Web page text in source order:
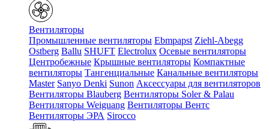
Вентиляторы
Промышленные вентиляторы Ebmpapst Ziehl-Abegg
Ostberg Ballu SHUFT Electrolux Осевые вентиляторы
Центробежные Крышные вентиляторы Компактные
вентиляторы Тангенциальные Канальные вентиляторы
Master Sanyo Denki Sunon Аксессуары для вентиляторов
Вентиляторы Blauberg Вентиляторы Soler & Palau
Вентиляторы Weiguang Вентиляторы Вентс
Вентиляторы ЭРА Sirocco